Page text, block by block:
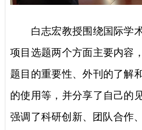
白志宏教授围绕国际学
项目选题两个方面主要内容
题目的重要性、外刊的了解
的使用等，并分享了自己的
强调了科研创新、团队合作